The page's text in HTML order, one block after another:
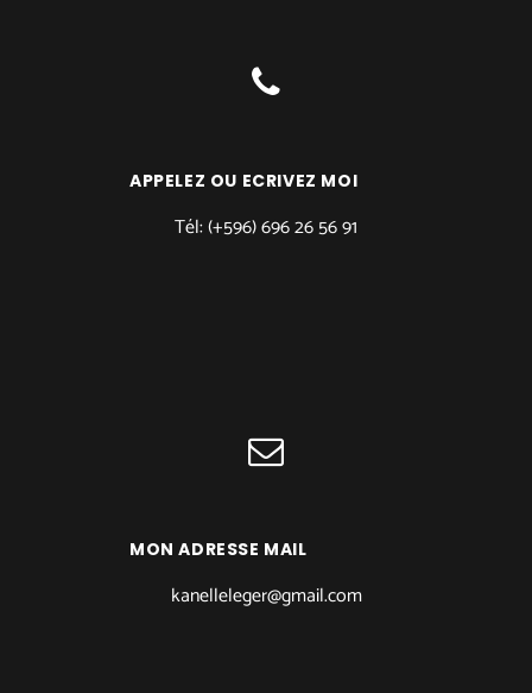
APPELEZ OU ECRIVEZ MOI
Tél: (+596) 696 26 56 91
MON ADRESSE MAIL
kanelleleger@gmail.com